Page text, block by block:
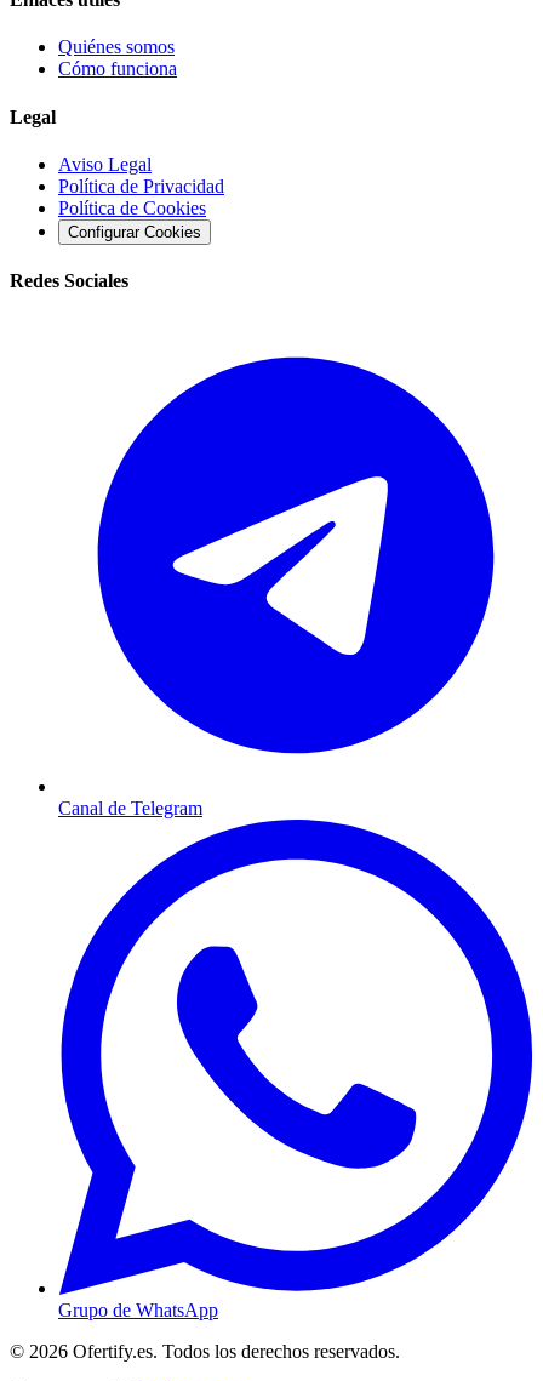
Quiénes somos
Cómo funciona
Legal
Aviso Legal
Política de Privacidad
Política de Cookies
Configurar Cookies
Redes Sociales
Canal de Telegram
Grupo de WhatsApp
© 2026 Ofertify.es. Todos los derechos reservados.